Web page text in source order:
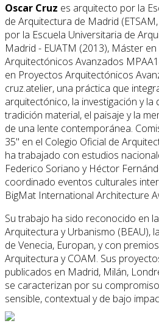
Oscar Cruz es arquitecto por la
de Arquitectura de Madrid
por la Escuela Universitaria de
Madrid - EUATM (2013), Máster
Arquitectónicos Avanzados
en Proyectos Arquitectónicos
cruz.atelier, una práctica que
arquitectónico, la investigación y la
tradición material, el paisaje y la
de una lente contemporánea.
35" en el Colegio Oficial de
ha trabajado con estudios
Federico Soriano y Héctor
coordinado eventos culturales
BigMat International Architecture
Su trabajo ha sido reconocido en
Arquitectura y Urbanismo (BEAU),
de Venecia, Europan, y con
Arquitectura y COAM. Sus
publicados en Madrid, Milán,
se caracterizan por su
sensible, contextual y de bajo